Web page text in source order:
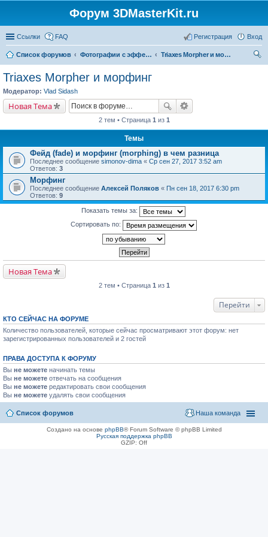
Форум 3DMasterKit.ru
Ссылки FAQ Вход
Регистрация
Список форумов Фотографии с эффектом стерео, варио, 3D, анимации, морфинга
Triaxes Morpher и морфинг
Triaxes Morpher и морфинг
Модератор: Vlad Sidash
Новая Тема
2 тем • Страница 1 из 1
Темы
Фейд (fade) и морфинг (morphing) в чем разница
Последнее сообщение simonov-dima « Ср сен 27, 2017 3:52 am
Ответов: 3
Морфинг
Последнее сообщение Алексей Поляков « Пн сен 18, 2017 6:30 pm
Ответов: 9
Показать темы за:
Сортировать по:
Новая Тема
2 тем • Страница 1 из 1
Перейти
КТО СЕЙЧАС НА ФОРУМЕ
Количество пользователей, которые сейчас просматривают этот форум: нет
зарегистрированных пользователей и 2 гостей
ПРАВА ДОСТУПА К ФОРУМУ
Вы не можете начинать темы
Вы не можете отвечать на сообщения
Вы не можете редактировать свои сообщения
Вы не можете удалять свои сообщения
Список форумов Наша команда
Создано на основе phpBB® Forum Software © phpBB Limited
Русская поддержка phpBB
GZIP: Off